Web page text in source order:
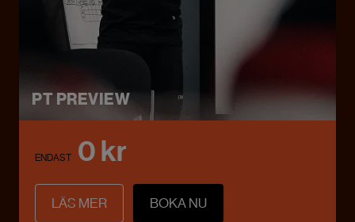
PT PREVIEW
ENDAST 0 kr
LÄS MER BOKA NU